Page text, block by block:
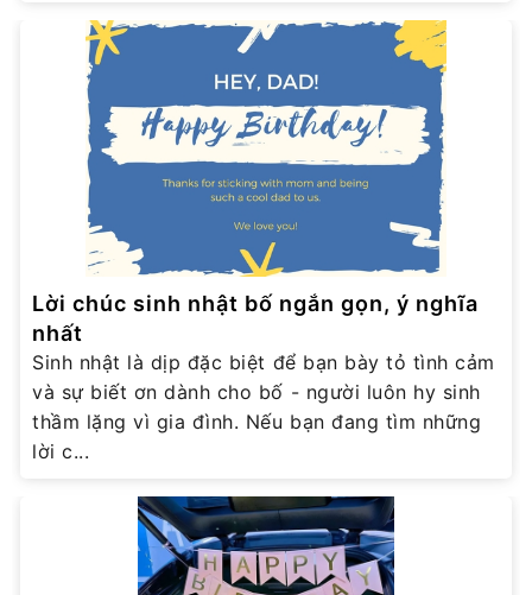
Lời chúc sinh nhật bố ngắn gọn, ý nghĩa
nhất
Sinh nhật là dịp đặc biệt để bạn bày tỏ tình cảm
và sự biết ơn dành cho bố - người luôn hy sinh
thầm lặng vì gia đình. Nếu bạn đang tìm những
lời c...